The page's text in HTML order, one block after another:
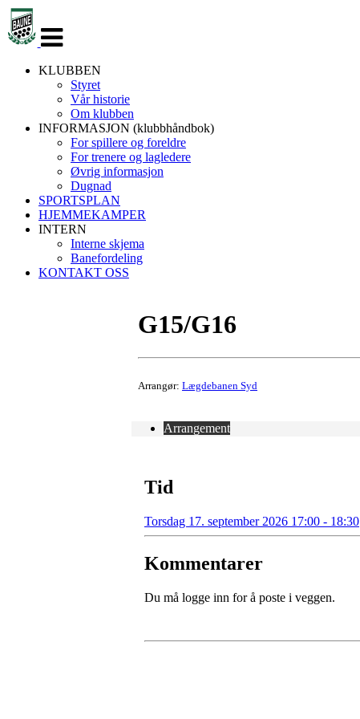
navigasjon
KLUBBEN
Styret
Vår historie
Om klubben
INFORMASJON (klubbhåndbok)
For spillere og foreldre
For trenere og lagledere
Øvrig informasjon
Dugnad
SPORTSPLAN
HJEMMEKAMPER
INTERN
Interne skjema
Banefordeling
KONTAKT OSS
G15/G16
Arrangør: Lægdebanen Syd
Arrangement
Tid
Torsdag 17. september 2026 17:00 - 18:30
Kommentarer
Du må logge inn for å poste i veggen.